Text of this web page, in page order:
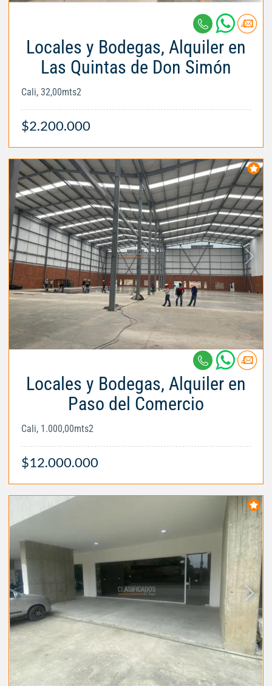
Locales y Bodegas, Alquiler en
Las Quintas de Don Simón
Cali, 32,00mts2
$2.200.000
Locales y Bodegas, Alquiler en
Paso del Comercio
Cali, 1.000,00mts2
$12.000.000